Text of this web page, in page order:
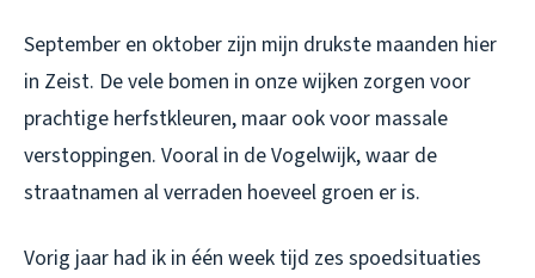
September en oktober zijn mijn drukste maanden hier
in Zeist. De vele bomen in onze wijken zorgen voor
prachtige herfstkleuren, maar ook voor massale
verstoppingen. Vooral in de Vogelwijk, waar de
straatnamen al verraden hoeveel groen er is.
Vorig jaar had ik in één week tijd zes spoedsituaties